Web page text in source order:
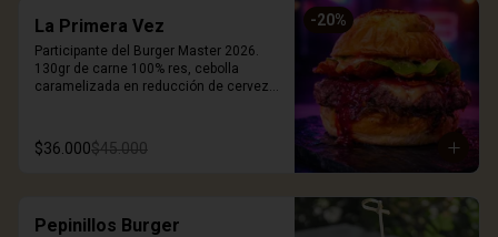
-20%
La Primera Vez
Participante del Burger Master 2026.
130gr de carne 100% res, cebolla
caramelizada en reducción de cerveza
pepperoni, cogollo europeo, mayonesa
artesanal de tomates secos, pan
$36.000$45.000
Pepinillos Burger